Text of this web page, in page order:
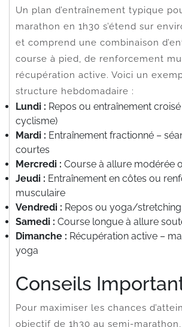
Un plan d’entraînement typique
marathon en 1h30 s’étend sur
et comprend une combinaison
course à pied, de renforcement
récupération active. Voici un
structure hebdomadaire :
Lundi : Repos ou entraînement
cyclisme)
Mardi : Entraînement fractionné –
courtes
Mercredi : Course à allure modérée
Jeudi : Entraînement en côtes ou
musculaire
Vendredi : Repos ou yoga/stretching
Samedi : Course longue à allure
Dimanche : Récupération active –
yoga
Conseils
Pour maximiser les chances
objectif de 1h30 au semi-